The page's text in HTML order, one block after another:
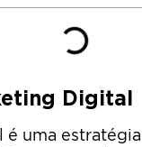
Digital
é uma